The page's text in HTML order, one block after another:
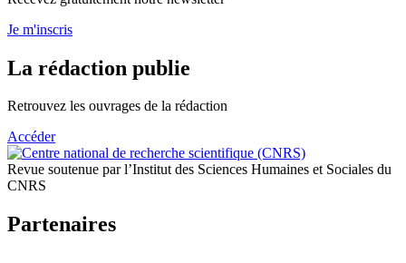
Je m'inscris
La rédaction publie
Retrouvez les ouvrages de la rédaction
Accéder
Revue soutenue par l’Institut des Sciences Humaines et Sociales du
CNRS
Partenaires